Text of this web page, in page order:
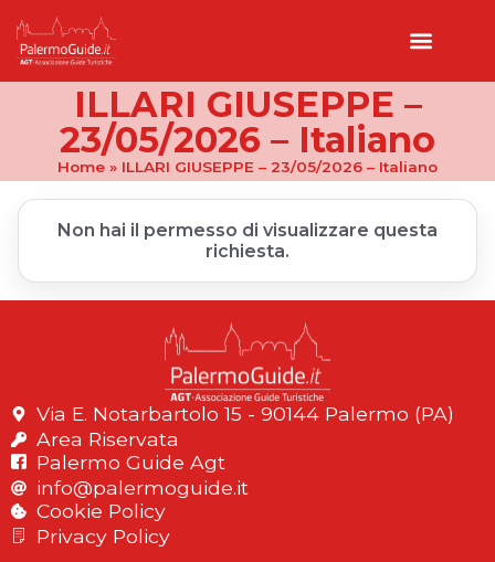
ILLARI GIUSEPPE –
23/05/2026 – Italiano
Home » ILLARI GIUSEPPE – 23/05/2026 – Italiano
Non hai il permesso di visualizzare questa
richiesta.
Via E. Notarbartolo 15 - 90144 Palermo (PA)
Area Riservata
Palermo Guide Agt
info@palermoguide.it
Cookie Policy
Privacy Policy